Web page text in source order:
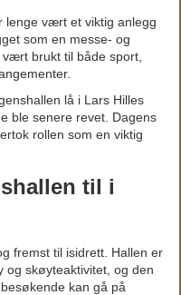
lenge vært et viktig anlegg
som en messe- og
brukt til både sport,
lå i Lars Hilles
ble senere revet. Dagens
rollen som en viktig
til i
fremst til isidrett. Hallen er
og skøyteaktivitet, og den
kan gå på